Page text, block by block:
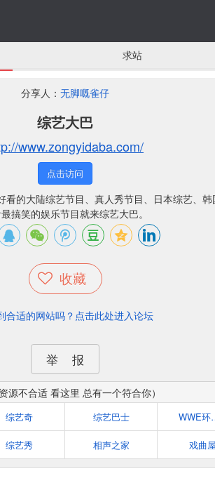
求站
分享人： 无脚嘅雀仔
综艺大巴
www.zongyidaba.com/
点击访问
的大陆综艺节目、真人秀节目、日本综艺、韩
搞笑的娱乐节目就来综艺大巴。
收藏
合适的网站吗？点击此处进入论坛
举 报
资源不合适 看这里 总有一个符合你）
综艺奇 综艺巴士
综艺秀 相声之家 戏曲屋